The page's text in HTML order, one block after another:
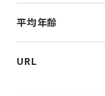
平均年齢
URL